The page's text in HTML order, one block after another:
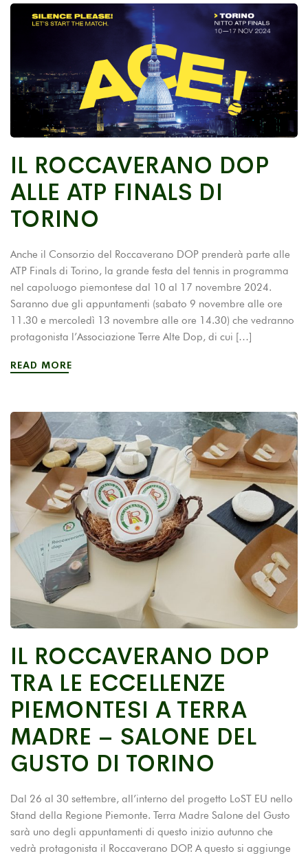
IL ROCCAVERANO DOP
ALLE ATP FINALS DI
TORINO
Anche il Consorzio del Roccaverano DOP prenderà parte alle
ATP Finals di Torino, la grande festa del tennis in programma
nel capoluogo piemontese dal 10 al 17 novembre 2024.
Saranno due gli appuntamenti (sabato 9 novembre alle ore
11.30 e mercoledì 13 novembre alle ore 14.30) che vedranno
protagonista l’Associazione Terre Alte Dop, di cui […]
READ MORE
IL ROCCAVERANO DOP
TRA LE ECCELLENZE
PIEMONTESI A TERRA
MADRE – SALONE DEL
GUSTO DI TORINO
Dal 26 al 30 settembre, all’interno del progetto LoST EU nello
Stand della Regione Piemonte. Terra Madre Salone del Gusto
sarà uno degli appuntamenti di questo inizio autunno che
vedrà protagonista il Roccaverano DOP. A questo si aggiunge